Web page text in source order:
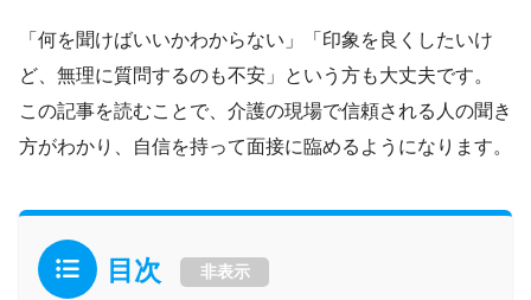
「何を聞けばいいかわからない」「印象を良くしたいけ
ど、無理に質問するのも不安」という方も大丈夫です。
この記事を読むことで、介護の現場で信頼される人の聞き
方がわかり、自信を持って面接に臨めるようになります。
目次 非表示